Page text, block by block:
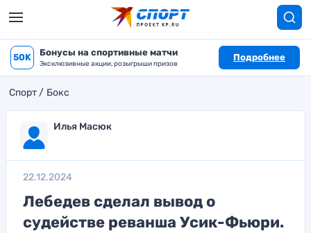
50K Бонусы на спортивные матчи
Эксклюзивные акции, розыгрыши призов
Подробнее
Спорт Бокс
Илья Масюк
22.12.2024
Лебедев сделал вывод о
судействе реванша Усик-Фьюри.